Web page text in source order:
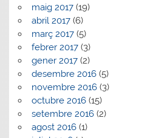
maig 2017(19)
abril 2017(6)
març 2017(5)
febrer 2017(3)
gener 2017(2)
desembre 2016(5)
novembre 2016(3)
octubre 2016(15)
setembre 2016(2)
agost 2016(1)